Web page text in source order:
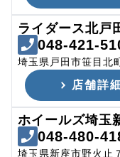
ライダース北戸
048-421-
埼玉県戸田市笹目北
店舗詳細
ホイールズ埼玉
048-480-
埼玉県新座市野火止